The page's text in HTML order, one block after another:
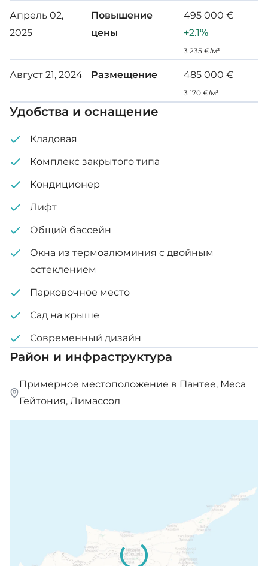
Частные сады на крыше
Крытая веранда: 23 м²
Сад на крыше: 43 м²
Апрель 02,
2025
Повышение
цены
495 000 €
+2.1%
3 235 €/м²
Август 21, 2024 Размещение 485 000 €
3 170 €/м²
Удобства и оснащение
Кладовая
Комплекс закрытого типа
Кондиционер
Лифт
Общий бассейн
Окна из термоалюминия с двойным
остеклением
Парковочное место
Сад на крыше
Современный дизайн
Район и инфраструктура
Примерное местоположение в Пантее, Меса
Гейтония, Лимассол